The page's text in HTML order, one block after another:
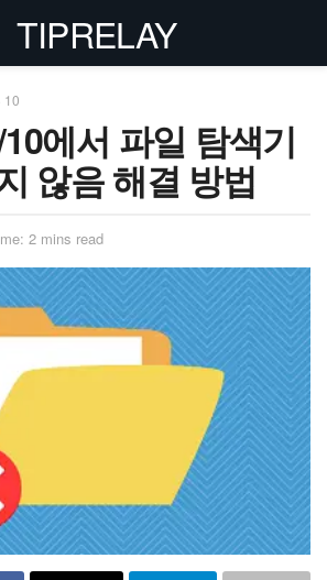
TIPRELAY
10
에서 파일 탐색기
않음 해결 방법
2 mins read